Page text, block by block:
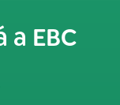
a EBC